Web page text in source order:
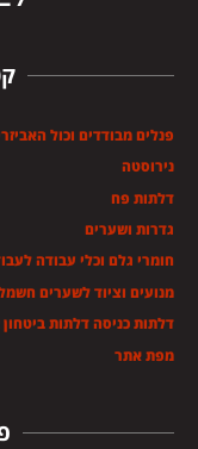
פנלים מבודדים וכול
נירוסטה
דלתות פח
גדרות ושערים
חומרי גלם וכלי עבודה
מנועים וציוד לשערים
דלתות כניסה דלתות
מפת אתר